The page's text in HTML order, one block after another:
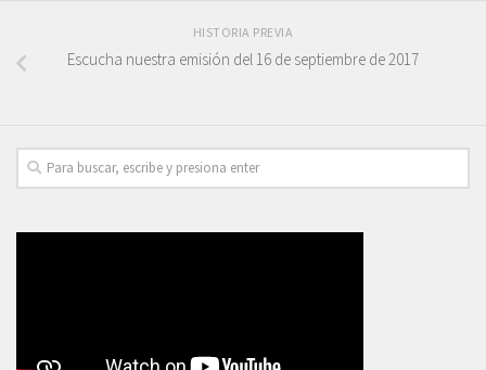
HISTORIA PREVIA
Escucha nuestra emisión del 16 de septiembre de 2017